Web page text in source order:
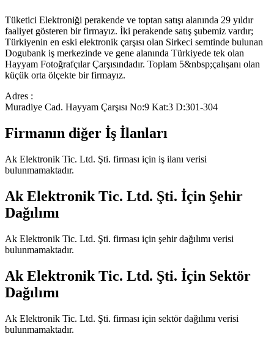
Tüketici Elektroniği perakende ve toptan satışı alanında 29 yıldır
faaliyet gösteren bir firmayız. İki perakende satış şubemiz vardır;
Türkiyenin en eski elektronik çarşısı olan Sirkeci semtinde bulunan
Dogubank iş merkezinde ve gene alanında Türkiyede tek olan
Hayyam Fotoğrafçılar Çarşısındadır. Toplam 5&nbsp;çalışanı olan
küçük orta ölçekte bir firmayız.
Adres :
Muradiye Cad. Hayyam Çarşısı No:9 Kat:3 D:301-304
Firmanın diğer İş İlanları
Ak Elektronik Tic. Ltd. Şti. firması için iş ilanı verisi
bulunmamaktadır.
Ak Elektronik Tic. Ltd. Şti. İçin Şehir
Dağılımı
Ak Elektronik Tic. Ltd. Şti. firması için şehir dağılımı verisi
bulunmamaktadır.
Ak Elektronik Tic. Ltd. Şti. İçin Sektör
Dağılımı
Ak Elektronik Tic. Ltd. Şti. firması için sektör dağılımı verisi
bulunmamaktadır.